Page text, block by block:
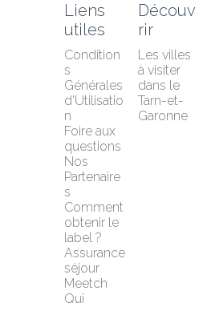
Liens
utiles
Condition
s
Générales
d'Utilisatio
n
Foire aux
questions
Nos
Partenaire
s
Comment
obtenir le
label ?
Assurance
séjour
Meetch
Qui
Découv
rir
Les villes
à visiter
dans le
Tarn-et-
Garonne